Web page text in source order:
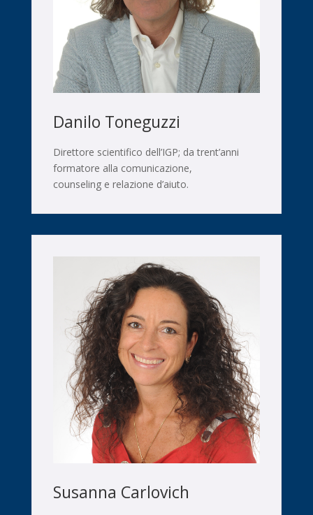
Danilo Toneguzzi
Direttore scientifico dell’IGP; da trent’anni
formatore alla comunicazione,
counseling e relazione d’aiuto.
Susanna Carlovich